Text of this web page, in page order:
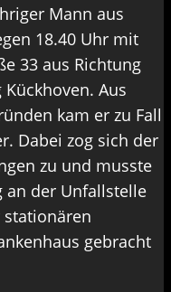
Mann aus
18.40 Uhr mit
33 aus Richtung
Aus
kam er zu Fall
Dabei zog sich der
zu und musste
an der Unfallstelle
stationären
gebracht